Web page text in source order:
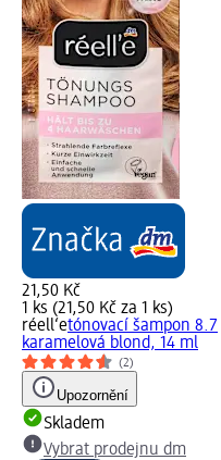
21,50 Kč
1 ks (21,50 Kč za 1 ks)
réell‘etónovací šampon 8.7
karamelová blond, 14 ml
(2)
Upozornění
Skladem
Vybrat prodejnu dm